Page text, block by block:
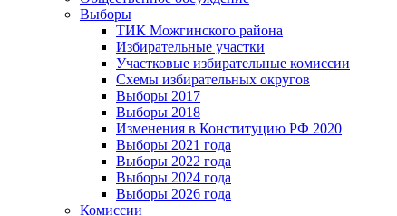
Выборы
ТИК Можгинского района
Избирательные участки
Участковые избирательные комиссии
Схемы избирательных округов
Выборы 2017
Выборы 2018
Изменения в Конституцию РФ 2020
Выборы 2021 года
Выборы 2022 года
Выборы 2024 года
Выборы 2026 года
Комиссии